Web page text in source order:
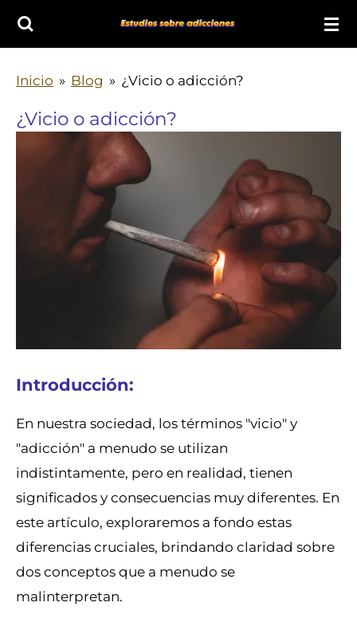
al
Inicio » Blog » ¿Vicio o adicción?
¿Vicio o adicción?
Introducción:
En nuestra sociedad, los términos "vicio" y
"adicción" a menudo se utilizan
indistintamente, pero en realidad, tienen
significados y consecuencias muy diferentes. En
este artículo, exploraremos a fondo estas
diferencias cruciales, brindando claridad sobre
dos conceptos que a menudo se
malinterpretan.